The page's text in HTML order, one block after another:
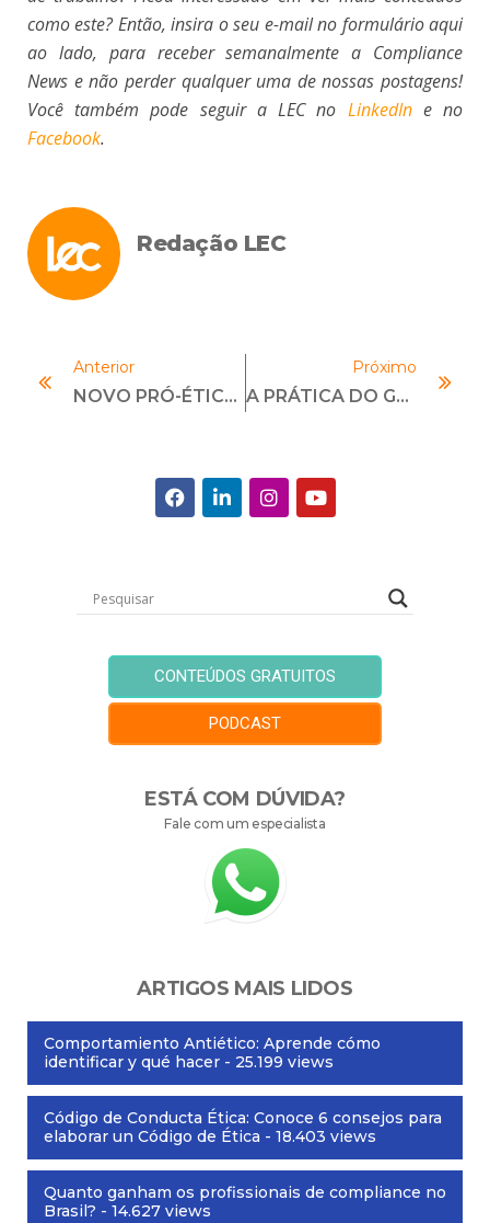
como este? Então, insira o seu e-mail no formulário aqui
ao lado, para receber semanalmente a Compliance
News e não perder qualquer uma de nossas postagens!
Você também pode seguir a LEC no LinkedIne no
Facebook.
Redação LEC
Anterior
NOVO PRÓ-ÉTICA: O Que Mudou E Como Obter O Selo Em 2019
Próximo
A PRÁTICA DO GEOPRICING E O CONSUMIDOR USUÁRIO DE INTERNET
CONTEÚDOS GRATUITOS
PODCAST
ESTÁ COM DÚVIDA?
Fale com um especialista
ARTIGOS MAIS LIDOS
Comportamiento Antiético: Aprende cómo
identificar y qué hacer - 25.199 views
Código de Conducta Ética: Conoce 6 consejos para
elaborar un Código de Ética - 18.403 views
Quanto ganham os profissionais de compliance no
Brasil? - 14.627 views